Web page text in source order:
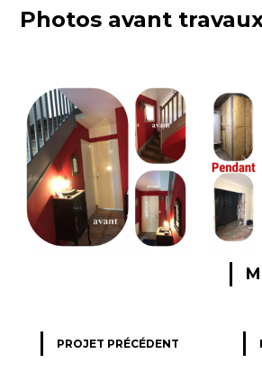
Photos avant
PROJET PRÉCÉDENT